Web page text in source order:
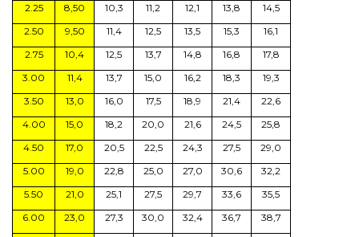
2.25
8,50 10,3 11,2 12,1 13,8
14,5
2.50
9,50 11,4 12,5 13,5 15,3
16,1
2.75
10,4 12,5 13,7 14,8 16,8
17,8
3.00
11,4 13,7 15,0 16,2 18,3
19,3
3.50
13,0 16,0 17,5 18,9 21,4
22,6
4.00
15,0 18,2 20,0 21,6 24,5
25,8
4.50
17,0 20,5 22,5 24,3 27,5
29,0
5.00
19,0 22,8 25,0 27,0 30,6
32,2
5.50
21,0 25,1 27,5 29,7 33,6
35,5
6.00
23,0 27,3 30,0 32,4 36,7
38,7